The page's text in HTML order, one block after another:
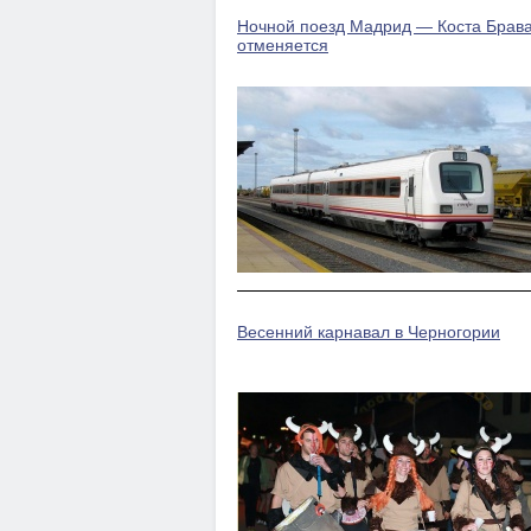
Ночной поезд Мадрид — Коста
отменяется
Весенний карнавал в Черногории